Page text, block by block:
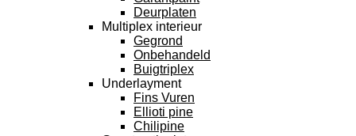
Deurplaten
Multiplex interieur
Gegrond
Onbehandeld
Buigtriplex
Underlayment
Fins Vuren
Ellioti pine
Chilipine